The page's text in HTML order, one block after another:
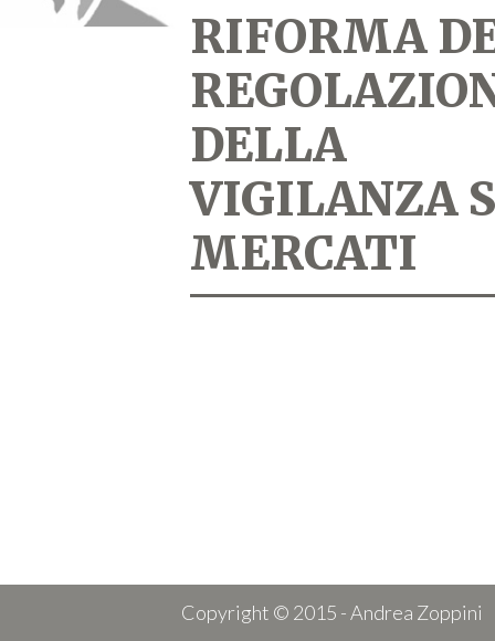
RIFORMA
DELLA
VIGILANZA
MERCATI
Copyright © 2015 - Andrea Zoppini